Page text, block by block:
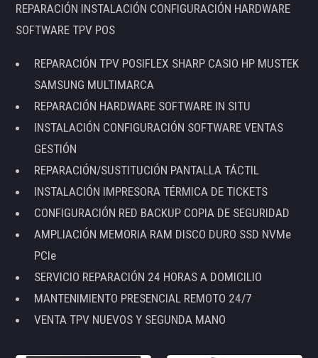
REPARACIÓN INSTALACIÓN CONFIGURACIÓN HARDWARE
SOFTWARE TPV POS
REPARACIÓN TPV POSIFLEX SHARP CASIO HP MUSTEK
SAMSUNG MULTIMARCA
REPARACIÓN HARDWARE SOFTWARE IN SITU
INSTALACIÓN CONFIGURACIÓN SOFTWARE VENTAS
GESTIÓN
REPARACIÓN/SUSTITUCIÓN PANTALLA TÁCTIL
INSTALACIÓN IMPRESORA TÉRMICA DE TICKETS
CONFIGURACIÓN RED BACKUP COPIA DE SEGURIDAD
AMPLIACIÓN MEMORIA RAM DISCO DURO SSD NVMe
PCIe
SERVICIO REPARACIÓN 24 HORAS A DOMICILIO
MANTENIMIENTO PRESENCIAL REMOTO 24/7
VENTA TPV NUEVOS Y SEGUNDA MANO